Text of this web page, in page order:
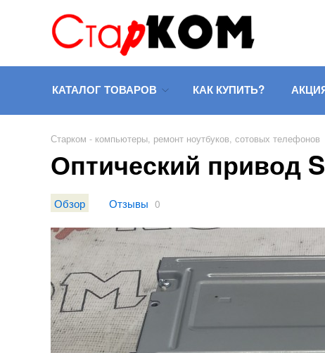
КАТАЛОГ ТОВАРОВ КАК КУПИТЬ?
Старком - компьютеры, ремонт ноутбуков, сотовых телефонов
Оптический привод
Обзор Отзывы 0